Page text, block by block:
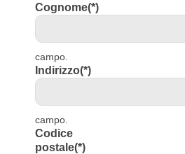
Cognome(*)
campo.
Indirizzo(*)
campo.
Codice
postale(*)